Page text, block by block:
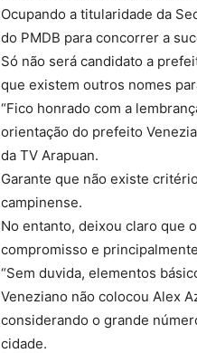
Ocupando a titularidade da
do PMDB para concorrer a
Só não será candidato a
que existem outros nomes
“Fico honrado com a
orientação do prefeito
da TV Arapuan.
Garante que não existe
campinense.
No entanto, deixou claro que
compromisso e
“Sem duvida, elementos
Veneziano não colocou Alex
considerando o grande
cidade.